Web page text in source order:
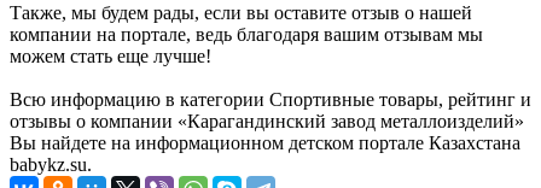
Также, мы будем рады, если вы оставите отзыв о нашей
компании на портале, ведь благодаря вашим отзывам мы
можем стать еще лучше!
Всю информацию в категории Спортивные товары, рейтинг и
отзывы о компании «Карагандинский завод металлоизделий»
Вы найдете на информационном детском портале Казахстана
babykz.su.